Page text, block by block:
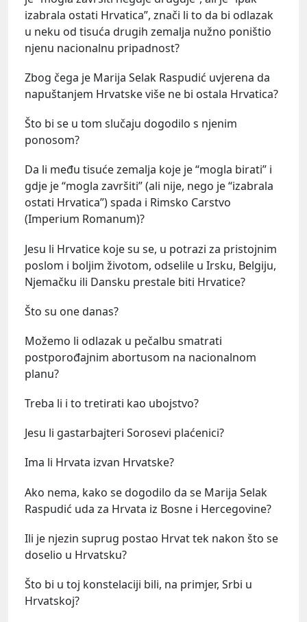
izabrala ostati Hrvatica”, znači li to da bi odlazak
u neku od tisuća drugih zemalja nužno poništio
njenu nacionalnu pripadnost?
Zbog čega je Marija Selak Raspudić uvjerena da
napuštanjem Hrvatske više ne bi ostala Hrvatica?
Što bi se u tom slučaju dogodilo s njenim
ponosom?
Da li među tisuće zemalja koje je “mogla birati” i
gdje je “mogla završiti” (ali nije, nego je “izabrala
ostati Hrvatica”) spada i Rimsko Carstvo
(Imperium Romanum)?
Jesu li Hrvatice koje su se, u potrazi za pristojnim
poslom i boljim životom, odselile u Irsku, Belgiju,
Njemačku ili Dansku prestale biti Hrvatice?
Što su one danas?
Možemo li odlazak u pečalbu smatrati
postporođajnim abortusom na nacionalnom
planu?
Treba li i to tretirati kao ubojstvo?
Jesu li gastarbajteri Sorosevi plaćenici?
Ima li Hrvata izvan Hrvatske?
Ako nema, kako se dogodilo da se Marija Selak
Raspudić uda za Hrvata iz Bosne i Hercegovine?
Ili je njezin suprug postao Hrvat tek nakon što se
doselio u Hrvatsku?
Što bi u toj konstelaciji bili, na primjer, Srbi u
Hrvatskoj?